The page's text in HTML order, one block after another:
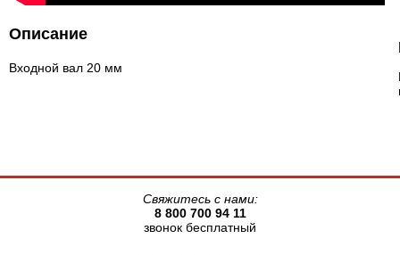
Описание
Входной вал 20 мм
Свяжитесь с нами:
8 800 700 94 11
звонок бесплатный